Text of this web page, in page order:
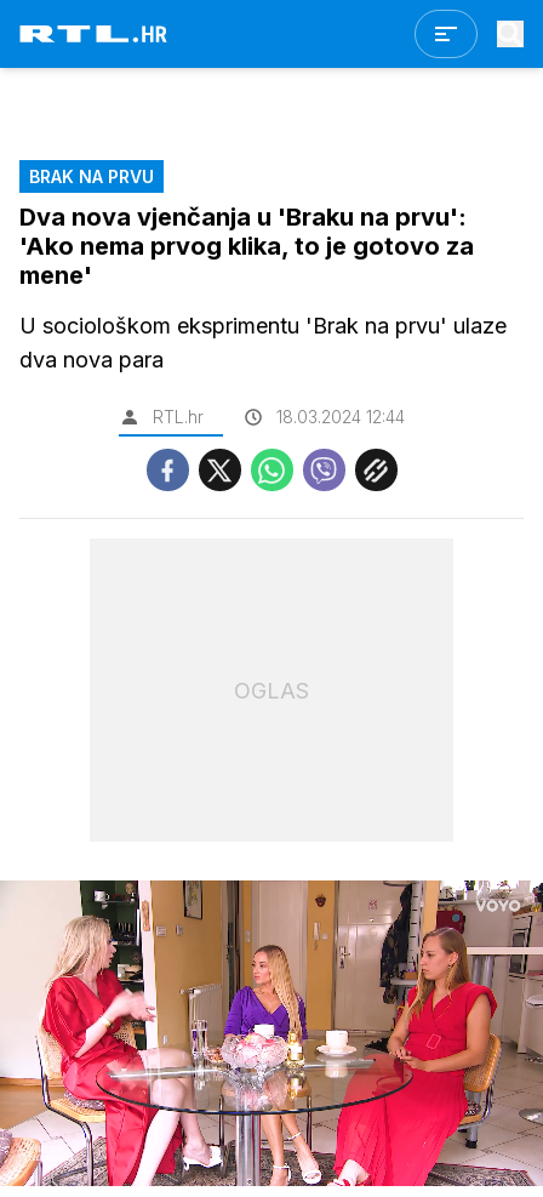
BRAK NA PRVU
Dva nova vjenčanja u 'Braku na prvu':
'Ako nema prvog klika, to je gotovo za
mene'
U sociološkom eksprimentu 'Brak na prvu' ulaze
dva nova para
RTL.hr 18.03.2024 12:44
OGLAS
Upali
zvuk
Loaded:
92.91%